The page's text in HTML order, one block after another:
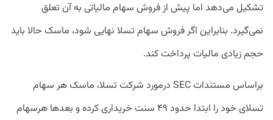
تشکیل می‌دهد اما پیش از فروش سهام مالیاتی به آن تعلق
نمی‌گیرد. بنابراین اگر فروش سهام تسلا نهایی شود، ماسک حالا باید
حجم زیادی مالیات پرداخت کند.
براساس مستندات SEC درمورد شرکت تسلا، ماسک هر سهام
تسلای خود را ابتدا حدود ۴۹ سنت خریداری کرده و بعدها هرسهام